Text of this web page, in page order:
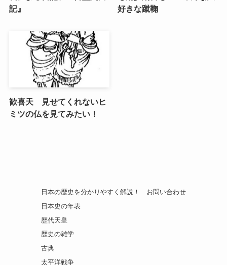
記』
好きな蹴鞠
歓喜天 見せてくれないヒ
ミツの仏を見てみたい！
日本の歴史を分かりやすく解説！
日本史の年表
歴代天皇
歴史の雑学
古典
太平洋戦争
お問い合わせ